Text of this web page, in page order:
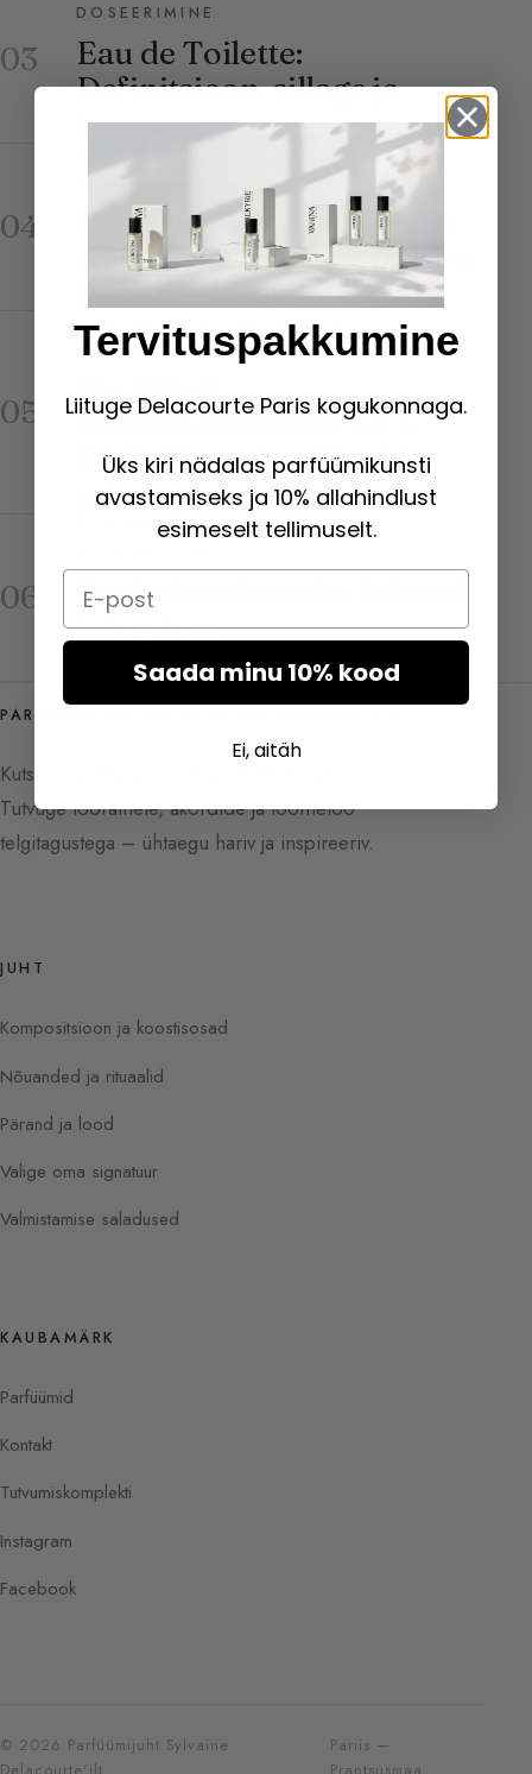
03
DOSEERIMINE
Eau de Toilette:
Definitsioon, sillage ja
kasutamine
04
KONTSENTRATSIOONID JA
Eau Fraîche: Definitsioon,
erinevused Odekolonnist ja
parfüümidest
05
KONTSENTRATSIOONID JA
DOSEERIMINE
Parfüümi
kontsentratsioon: EDT,
EDP, Ekstrakt – Täielik
juhend
06
KONTSENTRATSIOONID JA
Parfüümiekstrakt: Juhend
kõrgeima
kontsentratsiooni kohta
PARFÜÜMIJUHT SYLVAINE DELACOURTE'ILT
Kutse avastada ja mõista parfüümikunsti.
Tutvuge toorainete, akordide ja loometöö
telgitagustega – ühtaegu hariv ja inspireeriv.
JUHT
Kompositsioon ja koostisosad
Nõuanded ja rituaalid
Pärand ja lood
Valige oma signatuur
Valmistamise saladused
KAUBAMÄRK
Parfüümid
Kontakt
Tutvumiskomplekti
Instagram
Facebook
© 2026 Parfüümijuht Sylvaine
Pariis —
Tervituspakkumine
Liituge Delacourte Paris kogukonnaga.
Üks kiri nädalas parfüümikunsti
avastamiseks ja 10% allahindlust
esimeselt tellimuselt.
Email
Saada minu 10% kood
Ei, aitäh